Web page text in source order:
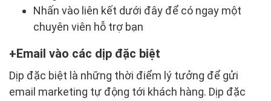
Nhấn vào liên kết dưới đây để có ngay một
chuyên viên hỗ trợ bạn
Email vào các dịp đặc biệt
Dịp đặc biệt là những thời điểm lý tưởng để gửi
email marketing tự động tới khách hàng. Dịp đặc